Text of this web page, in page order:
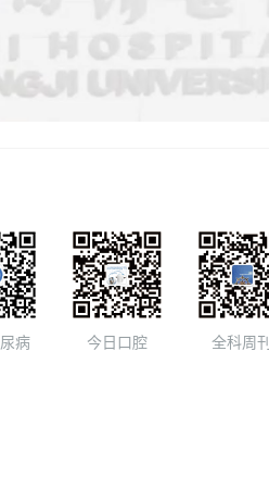
病 今日口腔 全科周刊